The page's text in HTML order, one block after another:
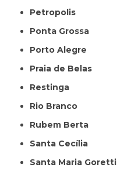
Petropolis
Ponta Grossa
Porto Alegre
Praia de Belas
Restinga
Rio Branco
Rubem Berta
Santa Cecília
Santa Maria Goretti